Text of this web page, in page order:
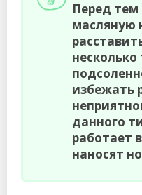
Перед тем
масляную
несколько
избежать
данного
работает
наносят